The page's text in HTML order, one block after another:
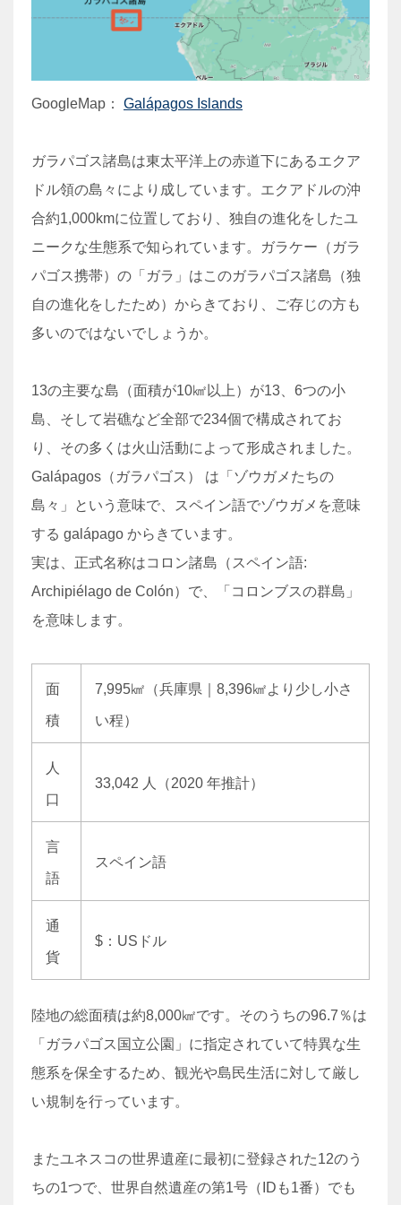
GoogleMap： Galápagos Islands
ガラパゴス諸島は東太平洋上の赤道下にあるエクア
ドル領の島々により成しています。エクアドルの沖
合約1,000kmに位置しており、独自の進化をしたユ
ニークな生態系で知られています。ガラケー（ガラ
パゴス携帯）の「ガラ」はこのガラパゴス諸島（独
自の進化をしたため）からきており、ご存じの方も
多いのではないでしょうか。
13の主要な島（面積が10㎢以上）が13、6つの小
島、そして岩礁など全部で234個で構成されてお
り、その多くは火山活動によって形成されました。
Galápagos（ガラパゴス） は「ゾウガメたちの
島々」という意味で、スペイン語でゾウガメを意味
する galápago からきています。
実は、正式名称はコロン諸島（スペイン語:
Archipiélago de Colón）で、「コロンブスの群島」
を意味します。
面
積
7,995㎢（兵庫県｜8,396㎢より少し小さ
い程）
人
口
33,042 人（2020 年推計）
言
語
スペイン語
通
貨
$：USドル
陸地の総面積は約8,000㎢です。そのうちの96.7％は
「ガラパゴス国立公園」に指定されていて特異な生
態系を保全するため、観光や島民生活に対して厳し
い規制を行っています。
またユネスコの世界遺産に最初に登録された12のう
ちの1つで、世界自然遺産の第1号（IDも1番）でも